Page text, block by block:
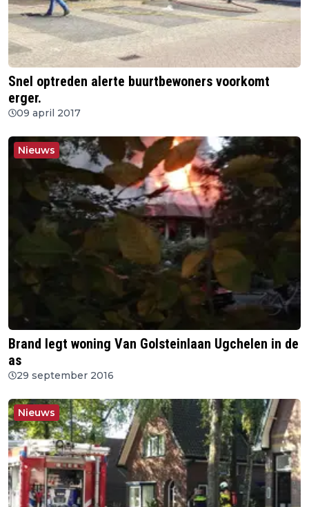
Snel optreden alerte buurtbewoners voorkomt
erger.
09 april 2017
Nieuws
Brand legt woning Van Golsteinlaan Ugchelen in de
as
29 september 2016
Nieuws